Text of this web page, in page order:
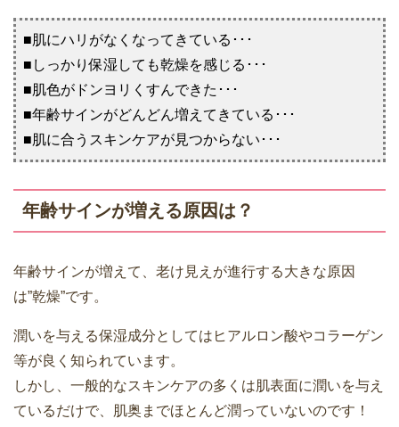
■肌にハリがなくなってきている･･･
■しっかり保湿しても乾燥を感じる･･･
■肌色がドンヨリくすんできた･･･
■年齢サインがどんどん増えてきている･･･
■肌に合うスキンケアが見つからない･･･
年齢サインが増える原因は？
年齢サインが増えて、老け見えが進行する大きな原因
は”乾燥”です。
潤いを与える保湿成分としてはヒアルロン酸やコラーゲン
等が良く知られています。
しかし、一般的なスキンケアの多くは肌表面に潤いを与え
ているだけで、肌奥までほとんど潤っていないのです！